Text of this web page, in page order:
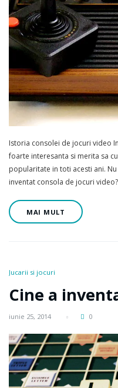
Istoria consolei de jocuri video
foarte interesanta si merita sa
popularitate in toti acesti ani.
inventat consola de jocuri
MAI MULT
Jucarii si jocuri
Cine a
iunie 25, 2014 0